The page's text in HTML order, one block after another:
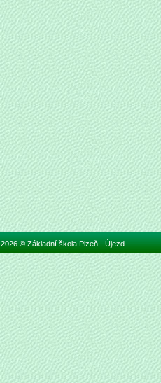
2026 © Základní škola Plzeň - Újezd